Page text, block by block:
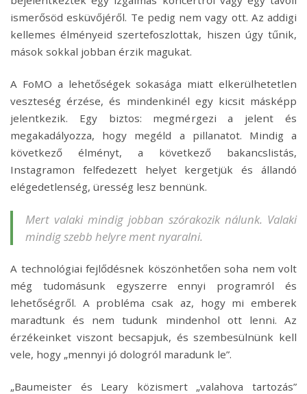
ismerősöd esküvőjéről. Te pedig nem vagy ott. Az addigi
kellemes élményeid szertefoszlottak, hiszen úgy tűnik,
mások sokkal jobban érzik magukat.
A FoMO a lehetőségek sokasága miatt elkerülhetetlen
veszteség érzése, és mindenkinél egy kicsit másképp
jelentkezik. Egy biztos: megmérgezi a jelent és
megakadályozza, hogy megéld a pillanatot. Mindig a
következő élményt, a következő bakancslistás,
Instagramon felfedezett helyet kergetjük és állandó
elégedetlenség, üresség lesz bennünk.
Mert valaki mindig jobban szórakozik nálunk. Valaki
mindig szebb helyre ment nyaralni.
A technológiai fejlődésnek köszönhetően soha nem volt
még tudomásunk egyszerre ennyi programról és
lehetőségről. A probléma csak az, hogy mi emberek
maradtunk és nem tudunk mindenhol ott lenni. Az
érzékeinket viszont becsapjuk, és szembesülnünk kell
vele, hogy „mennyi jó dologról maradunk le”.
„Baumeister és Leary közismert „valahova tartozás”